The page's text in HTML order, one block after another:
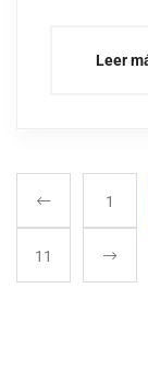
Leer
1
11